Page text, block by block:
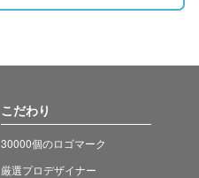
こだわり
30000個のロゴマーク
厳選プロデザイナー